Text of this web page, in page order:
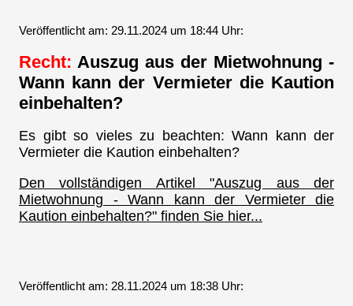
Veröffentlicht am: 29.11.2024 um 18:44 Uhr:
Recht: Auszug aus der Mietwohnung -
Wann kann der Vermieter die Kaution
einbehalten?
Es gibt so vieles zu beachten: Wann kann der
Vermieter die Kaution einbehalten?
Den vollständigen Artikel "Auszug aus der
Mietwohnung - Wann kann der Vermieter die
Kaution einbehalten?" finden Sie hier...
Veröffentlicht am: 28.11.2024 um 18:38 Uhr: